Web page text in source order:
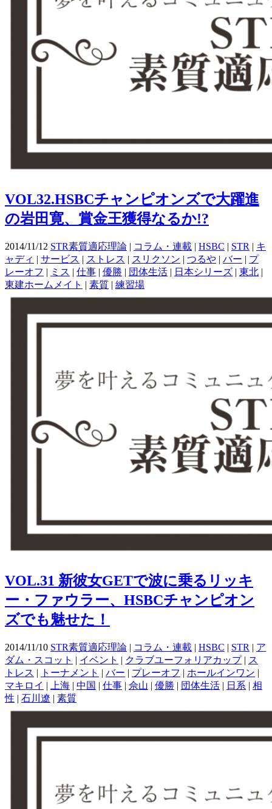
VOL32.HSBCチャンピオンズで大躍進
の岩田寛、賞金王獲得なるか!?
2014/11/12 STR素質適応理論 | コラム・連載 | HSBC | STR | キ
ャディ | サービス | ストレス | スリクソン | つるや | バー | プ
レーオフ | ミス | 仕事 | 優勝 | 団体生活 | 日本シリーズ | 東北 |
東建ホームメイト | 素質 | 練習場
VOL.31 新彼女GETで波に乗るリッキ
ー・ファウラー、HSBCチャンピオン
ズでも魅せた！
2014/11/10 STR素質適応理論 | コラム・連載 | HSBC | STR | ア
ダム・スコット | イベント | クラブユーフォリアカップ| ス
トレス | トーナメント | バー | プレーオフ | ホールインワン |
マキロイ | 上海 | 中国 | 仕事 | 佘山 | 優勝 | 団体生活 | 日系 | 相
性 | 石川遼 | 素質